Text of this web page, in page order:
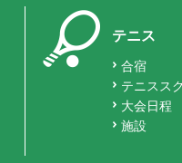
テニス
合宿
テニスス
大会日程
施設